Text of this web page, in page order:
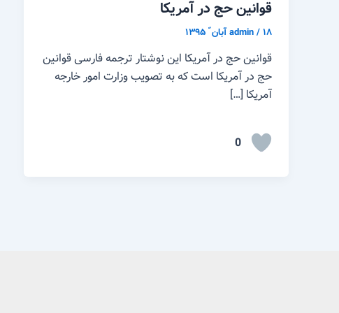
قوانین حج در آمریکا
admin/۱۸ آبان ّ ۱۳۹۵
قوانین حج در آمریکا این نوشتار ترجمه فارسی قوانین
حج در آمریکا است که به تصویب وزارت امور خارجه
آمریکا […]
0